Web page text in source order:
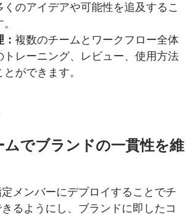
くのアイデアや可能性を追及するこ
複数のチームとワークフロー全体
トレーニング、レビュー、使用方法
ができます。
でブランドの一貫性を維
メンバーにデプロイすることでチ
るようにし、ブランドに即したコ